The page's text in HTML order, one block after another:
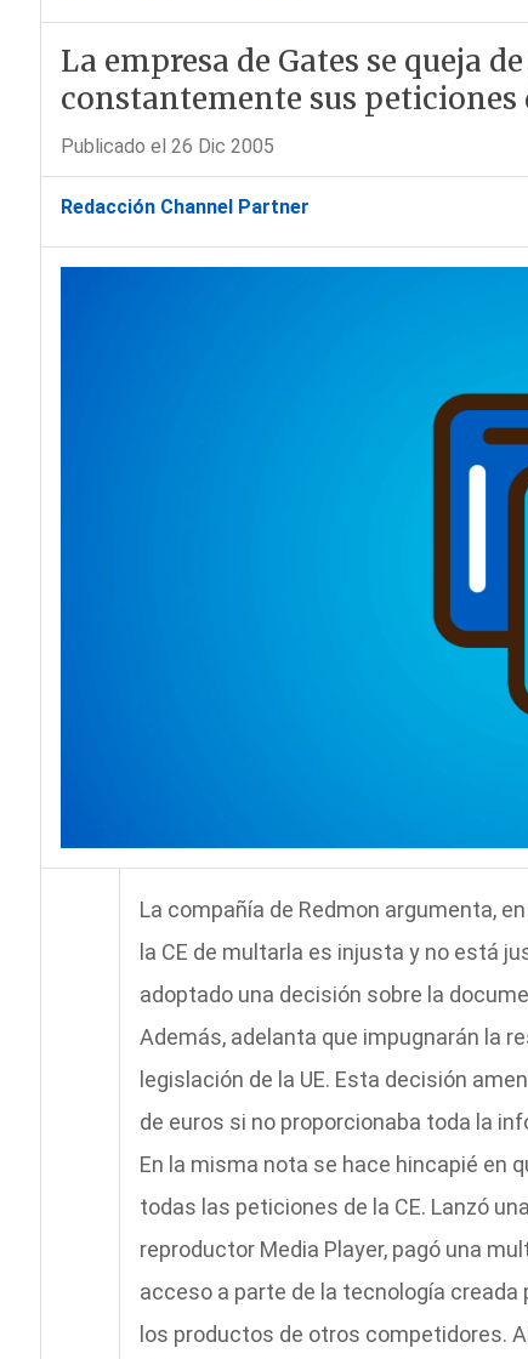
La empresa de Gates se queja
constantemente sus
Publicado el 26 Dic 2005
Redacción Channel Partner
La compañía de Redmon argumenta,
la CE de multarla es injusta y no está
adoptado una decisión sobre la
Además, adelanta que impugnarán la
legislación de la UE. Esta decisión
de euros si no proporcionaba toda la
En la misma nota se hace hincapié en
todas las peticiones de la CE. Lanzó
reproductor Media Player, pagó una
acceso a parte de la tecnología
los productos de otros competidores.